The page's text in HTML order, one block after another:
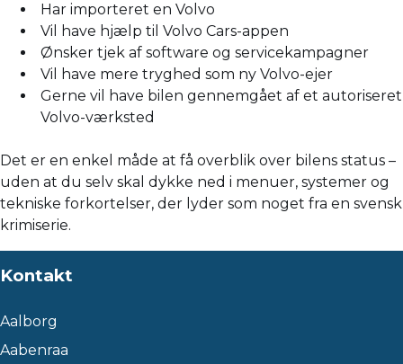
Har importeret en Volvo
Vil have hjælp til Volvo Cars-appen
Ønsker tjek af software og servicekampagner
Vil have mere tryghed som ny Volvo-ejer
Gerne vil have bilen gennemgået af et autoriseret
Volvo-værksted
Det er en enkel måde at få overblik over bilens status –
uden at du selv skal dykke ned i menuer, systemer og
tekniske forkortelser, der lyder som noget fra en svensk
krimiserie.
Kontakt
Aalborg
Aabenraa